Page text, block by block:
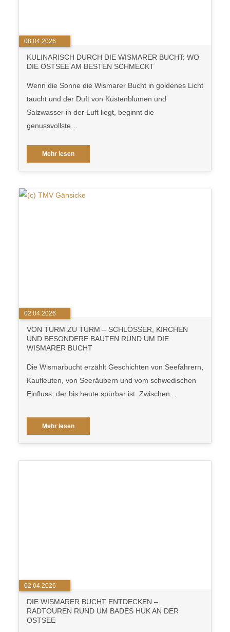
08.04.2026
KULINARISCH DURCH DIE WISMARER BUCHT: WO
DIE OSTSEE AM BESTEN SCHMECKT
Wenn die Sonne die Wismarer Bucht in goldenes Licht
taucht und der Duft von Küstenblumen und
Salzwasser in der Luft liegt, beginnt die
genussvollste…
Mehr lesen
02.04.2026
VON TURM ZU TURM – SCHLÖSSER, KIRCHEN
UND BESONDERE BAUTEN RUND UM DIE
WISMARER BUCHT
Die Wismarbucht erzählt Geschichten von Seefahrern,
Kaufleuten, von Seeräubern und vom schwedischen
Einfluss, der bis heute spürbar ist. Zwischen…
Mehr lesen
02.04.2026
DIE WISMARER BUCHT ENTDECKEN –
RADTOUREN RUND UM BADES HUK AN DER
OSTSEE